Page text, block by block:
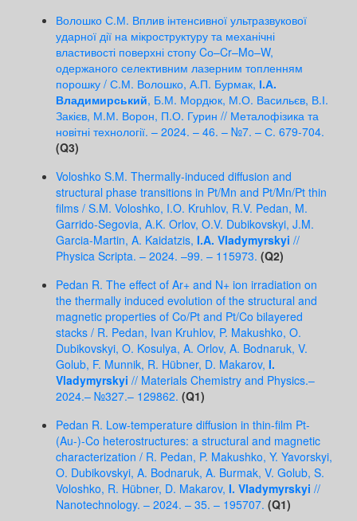
Волошко С.М. Вплив інтенсивної ультразвукової
ударної дії на мікроструктуру та механічні
властивості поверхні стопу Cо–Cr–Mo–W,
одержаного селективним лазерним топленням
порошку / С.М. Волошко, А.П. Бурмак, І.А.
Владимирський, Б.М. Мордюк, М.О. Васильєв, В.І.
Закієв, М.М. Ворон, П.О. Гурин // Металофізика та
новітні технології. – 2024. – 46. – №7. – С. 679-704.
(Q3)
Voloshko S.M. Thermally-induced diffusion and
structural phase transitions in Pt/Mn and Pt/Mn/Pt thin
films / S.M. Voloshko, I.O. Kruhlov, R.V. Pedan, M.
Garrido-Segovia, A.K. Orlov, O.V. Dubikovskyi, J.M.
Garcia-Martin, A. Kaidatzis, I.A. Vladymyrskyi //
Physica Scripta. – 2024. –99. – 115973. (Q2)
Pedan R. The effect of Ar+ and N+ ion irradiation on
the thermally induced evolution of the structural and
magnetic properties of Co/Pt and Pt/Co bilayered
stacks / R. Pedan, Ivan Kruhlov, P. Makushko, O.
Dubikovskyi, O. Kosulya, A. Orlov, A. Bodnaruk, V.
Golub, F. Munnik, R. Hübner, D. Makarov, I.
Vladymyrskyi // Materials Chemistry and Physics.–
2024.– №327.– 129862. (Q1)
Pedan R. Low-temperature diffusion in thin-film Pt-
(Au-)-Co heterostructures: a structural and magnetic
characterization / R. Pedan, P. Makushko, Y. Yavorskyi,
O. Dubikovskyi, A. Bodnaruk, A. Burmak, V. Golub, S.
Voloshko, R. Hübner, D. Makarov, I. Vladymyrskyi //
Nanotechnology. – 2024. – 35. – 195707. (Q1)